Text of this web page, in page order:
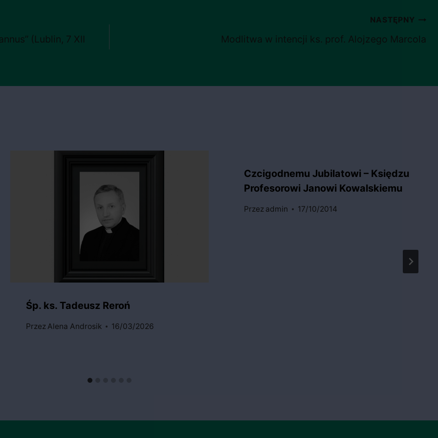
(Lublin, 7 XII
NASTĘPNY
Modlitwa w intencji ks. prof. Alojzego Marcola
Śp. ks. Tadeusz Reroń
PrzezAlena Androsik 16/03/2026
Czcigodnemu Jubilatowi – Księdzu
Profesorowi Janowi Kowalskiemu
Przez admin 17/10/2014